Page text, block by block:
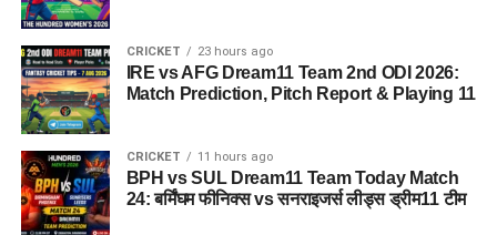
CRICKET 23 hours ago
IRE vs AFG Dream11 Team 2nd ODI 2026:
Match Prediction, Pitch Report & Playing 11
CRICKET 11 hours ago
BPH vs SUL Dream11 Team Today Match
24: बर्मिंघम फीनिक्स vs सनराइजर्स लीड्स ड्रीम11 टीम